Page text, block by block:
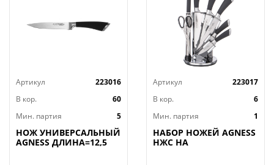
Артикул
223016
В кор.
60
Мин. партия
5
НОЖ УНИВЕРСАЛЬНЫЙ
AGNESS ДЛИНА=12,5
Артикул
223017
В кор.
6
Мин. партия
1
НАБОР НОЖЕЙ AGNESS
НЖС НА